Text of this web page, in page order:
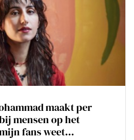
maakt per
mensen op het
fans weet...